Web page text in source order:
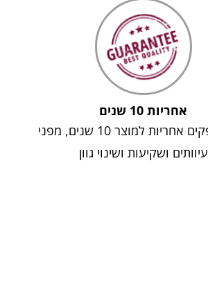
אחריות 10 שנים
אנו מספקים אחריות למוצר 10 שנים, מפני
עיוותים ושקיעות ושינוי גוון